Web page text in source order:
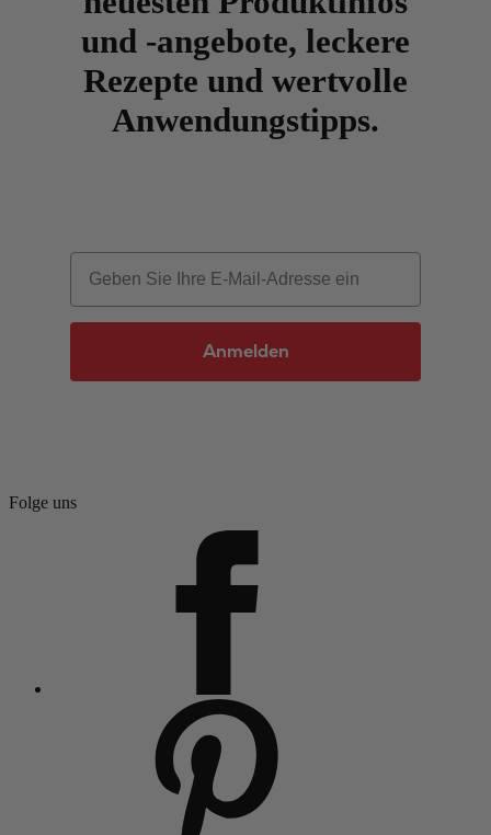
und -angebote, leckere
Rezepte und wertvolle
Anwendungstipps.
Email
Anmelden
Folge uns